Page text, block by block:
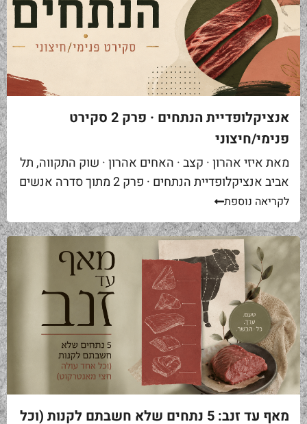
אנציקלופדיית הנתחים · פרק 2 סקירט
פנימי/חיצוני
מאת איזי אהרון · קצב · האחים אהרון · שוק התקווה, תל
אביב אנציקלופדיית הנתחים · פרק 2 מתוך סדרה אנשים
באים אליי בקצביה ומבקשים "סקירט". שאלה ראשונה...
לקריאה נוספת
מאף עד זנב: 5 נתחים שלא חשבתם לקנות (וכל